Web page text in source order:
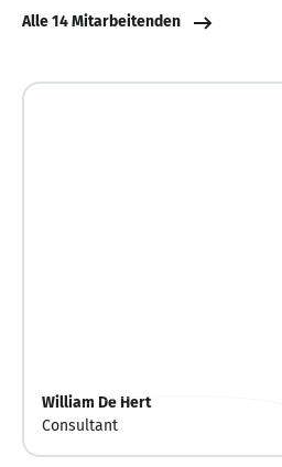
Alle 14 Mitarbeitenden
William De Hert
Consultant